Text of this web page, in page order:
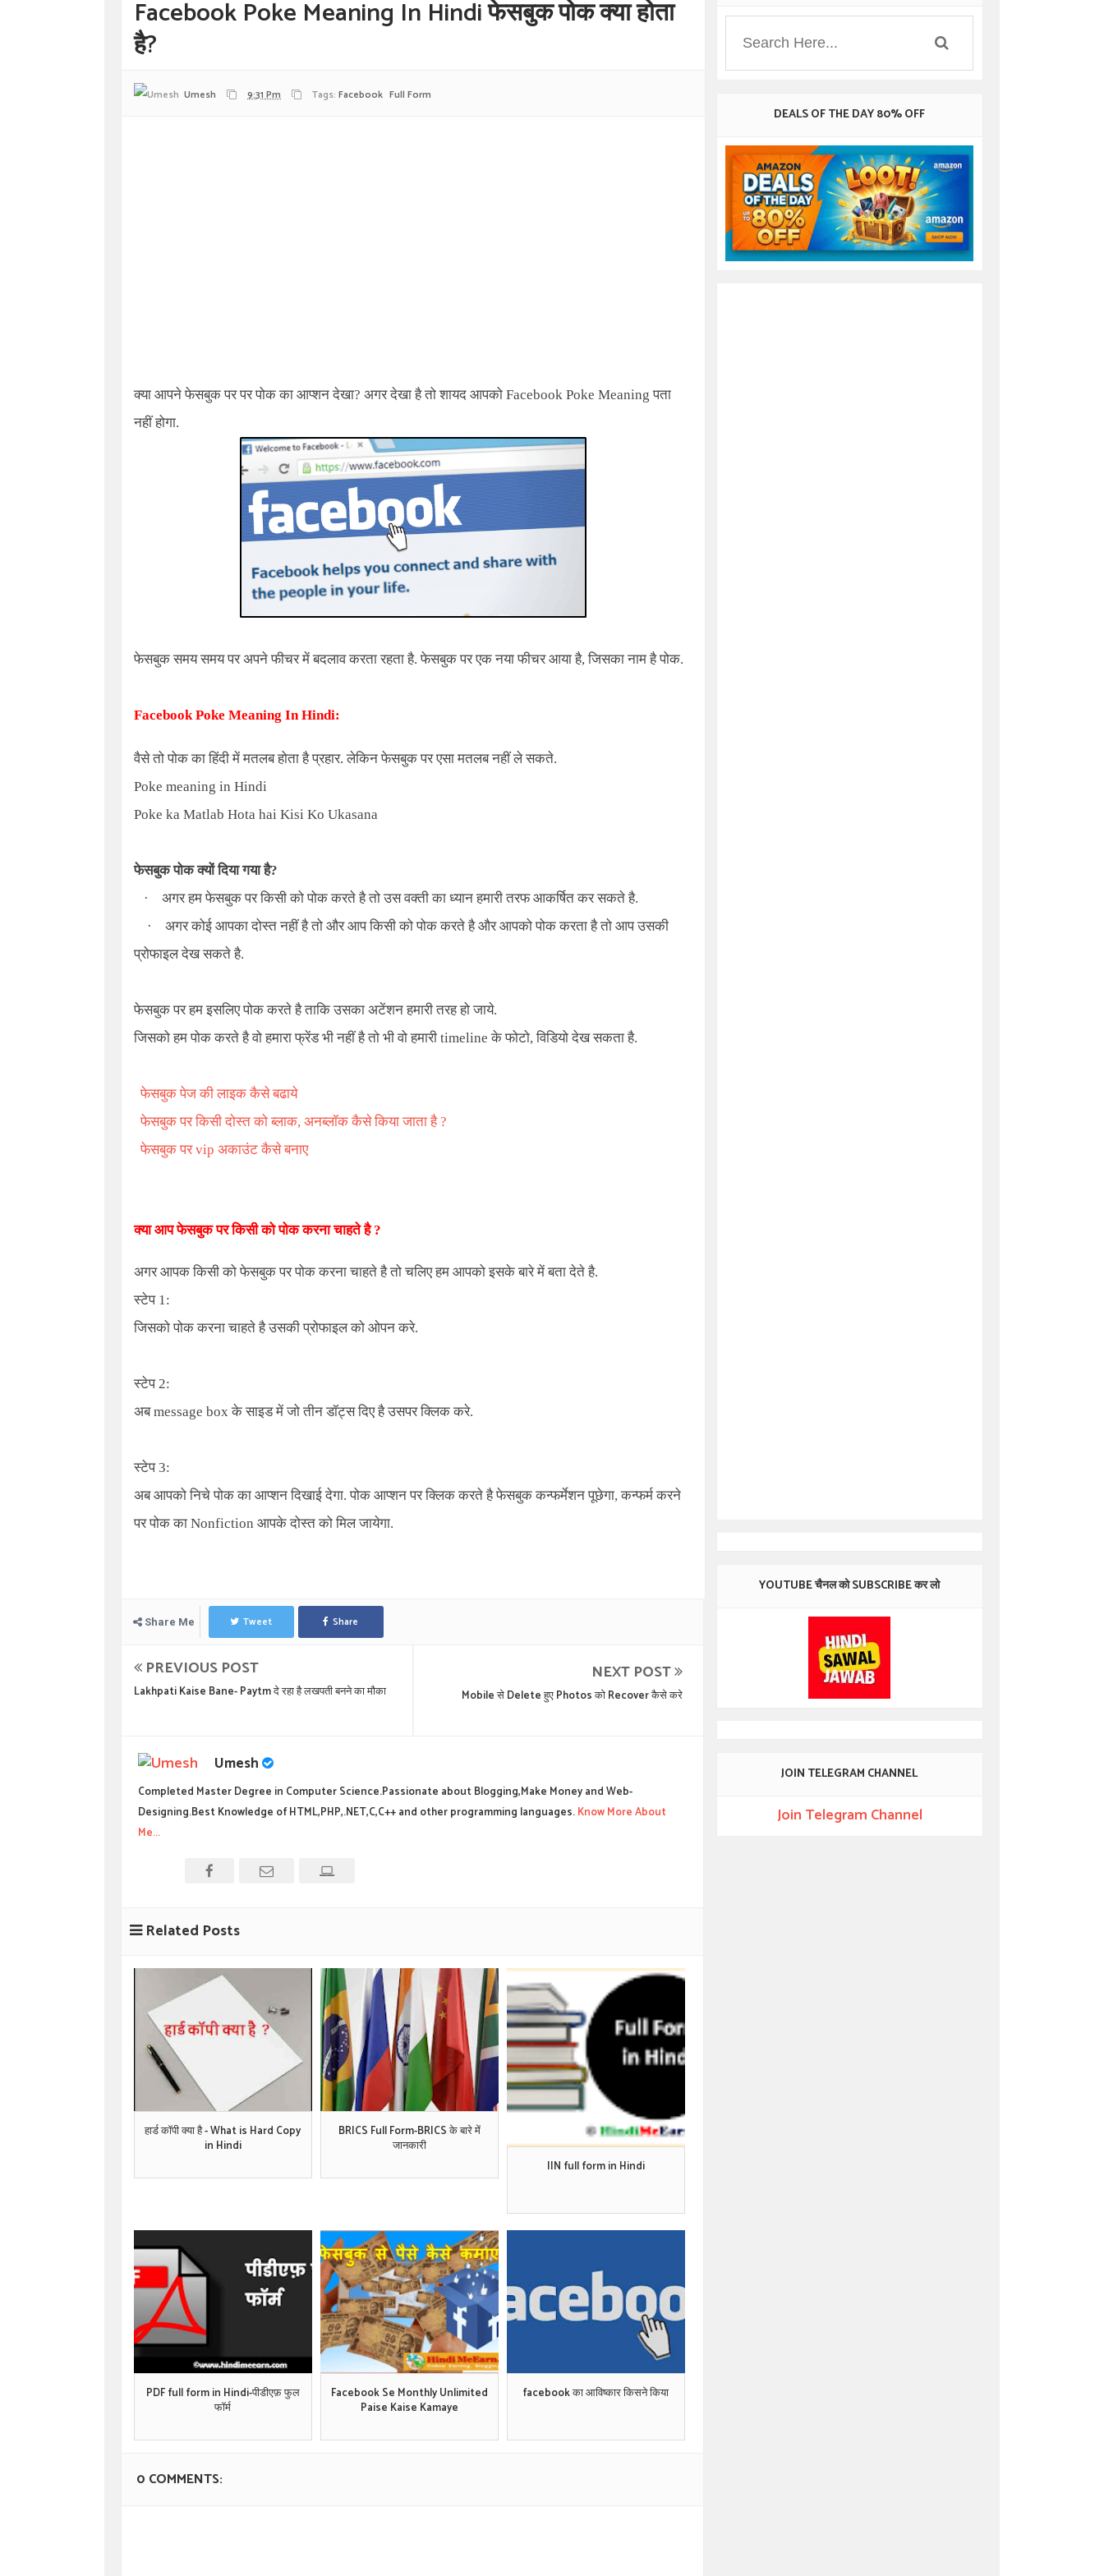
Facebook Poke Meaning In Hindi फेसबुक पोक क्या होता
है?
Umesh 9:31 Pm Tags: Facebook Full Form
क्या आपने फेसबुक पर पर पोक का आप्शन देखा? अगर देखा है तो शायद आपको Facebook Poke Meaning पता
नहीं होगा.
फेसबुक समय समय पर अपने फीचर में बदलाव करता रहता है. फेसबुक पर एक नया फीचर आया है, जिसका नाम है पोक.
Facebook Poke Meaning In Hindi:
वैसे तो पोक का हिंदी में मतलब होता है प्रहार. लेकिन फेसबुक पर एसा मतलब नहीं ले सकते.
Poke meaning in Hindi
Poke ka Matlab Hota hai Kisi Ko Ukasana
फेसबुक पोक क्यों दिया गया है?
·
अगर हम फेसबुक पर किसी को पोक करते है तो उस वक्ती का ध्यान हमारी तरफ आकर्षित कर सकते है.
·
अगर कोई आपका दोस्त नहीं है तो और आप किसी को पोक करते है और आपको पोक करता है तो आप उसकी
प्रोफाइल देख सकते है.
फेसबुक पर हम इसलिए पोक करते है ताकि उसका अटेंशन हमारी तरह हो जाये.
जिसको हम पोक करते है वो हमारा फ्रेंड भी नहीं है तो भी वो हमारी timeline के फोटो, विडियो देख सकता है.
फेसबुक पेज की लाइक कैसे बढाये
फेसबुक पर किसी दोस्त को ब्लाक, अनब्लॉक कैसे किया जाता है ?
फेसबुक पर vip अकाउंट कैसे बनाए
क्या आप फेसबुक पर किसी को पोक करना चाहते है ?
अगर आपक किसी को फेसबुक पर पोक करना चाहते है तो चलिए हम आपको इसके बारे में बता देते है.
स्टेप 1:
जिसको पोक करना चाहते है उसकी प्रोफाइल को ओपन करे.
स्टेप 2:
अब message box के साइड में जो तीन डॉट्स दिए है उसपर क्लिक करे.
स्टेप 3:
अब आपको निचे पोक का आप्शन दिखाई देगा. पोक आप्शन पर क्लिक करते है फेसबुक कन्फर्मेशन पूछेगा, कन्फर्म करने
पर पोक का Nonfiction आपके दोस्त को मिल जायेगा.
Share Me Tweet Share
PREVIOUS POST
Lakhpati Kaise Bane- Paytm दे रहा है लखपती बनने का मौका
NEXT POST
Mobile से Delete हुए Photos को Recover कैसे करे
Umesh
Completed Master Degree in Computer Science.Passionate about Blogging,Make Money and Web-
Designing.Best Knowledge of HTML,PHP,.NET,C,C++ and other programming languages.Know More About
Me...
Related Posts
हार्ड कॉपी क्या है - What is Hard Copy
in Hindi
BRICS Full Form-BRICS के बारे में
जानकारी
IIN full form in Hindi
PDF full form in Hindi-पीडीएफ़ फुल
फॉर्म
Facebook Se Monthly Unlimited
Paise Kaise Kamaye
facebook का आविष्कार किसने किया
0 COMMENTS:
DEALS OF THE DAY 80% OFF
YOUTUBE चैनल को SUBSCRIBE कर लो
JOIN TELEGRAM CHANNEL
Join Telegram Channel